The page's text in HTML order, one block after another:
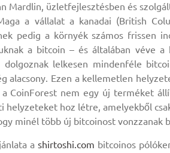
Mardlin, üzletfejlesztésben és
a vállalat a kanadai (British
pedig a környék számos frissen
a bitcoin – és általában véve a
lelkesen mindenféle
alacsony. Ezen a kellemetlen
CoinForest nem egy új terméket
helyzeteket hoz létre, amelyekből
minél több új bitcoinost vonzzanak
a shirtoshi.com bitcoinos